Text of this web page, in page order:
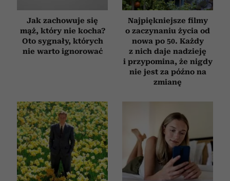
Jak zachowuje się
mąż, który nie kocha?
Oto sygnały, których
nie warto ignorować
Najpiękniejsze filmy
o zaczynaniu życia od
nowa po 50. Każdy
z nich daje nadzieję
i przypomina, że nigdy
nie jest za późno na
zmianę